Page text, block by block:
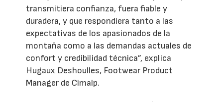
transmitiera confianza, fuera fiable y
duradera, y que respondiera tanto a las
expectativas de los apasionados de la
montaña como a las demandas actuales de
confort y credibilidad técnica”, explica
Hugaux Deshoulles, Footwear Product
Manager de Cimalp.